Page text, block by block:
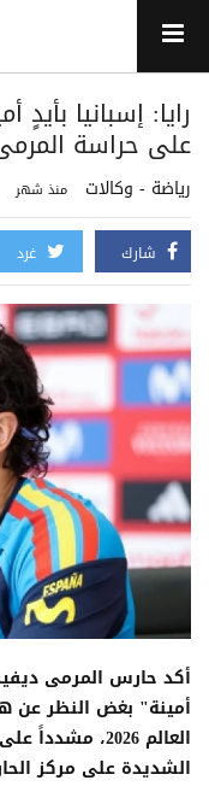
رايا: إسبانيا
على حراسة
رياضة - وكالات منذ شهر
شارك غرد
أكد حارس المرمى
أمينة" بغض النظر عن
العالم 2026،
الشديدة على مركز